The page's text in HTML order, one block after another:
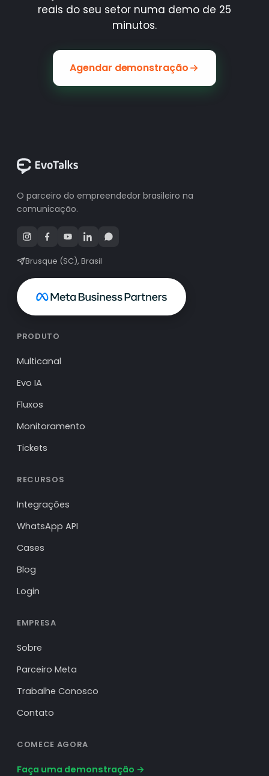
reais do seu setor numa demo de 25
minutos.
Agendar demonstração
O parceiro do empreendedor brasileiro na
comunicação.
Brusque (SC), Brasil
PRODUTO
Multicanal
Evo IA
Fluxos
Monitoramento
Tickets
RECURSOS
Integrações
WhatsApp API
Cases
Blog
Login
EMPRESA
Sobre
Parceiro Meta
Trabalhe Conosco
Contato
COMECE AGORA
Faça uma demonstração →